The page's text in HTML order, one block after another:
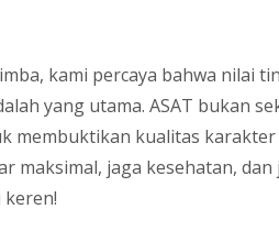
kami percaya bahwa nilai
yang utama. ASAT bukan
membuktikan kualitas
maksimal, jaga kesehatan,